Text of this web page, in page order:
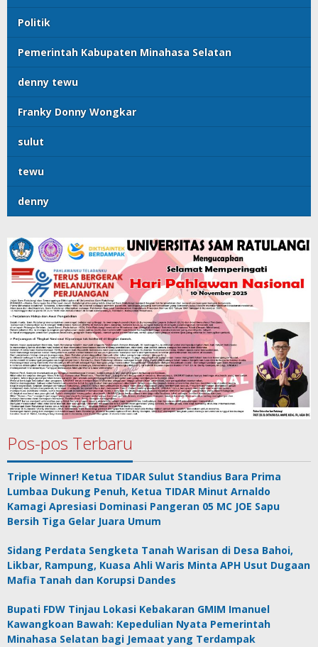
Politik
Pemerintah Kabupaten Minahasa Selatan
denny tewu
Franky Donny Wongkar
sulut
tewu
denny
Pos-pos Terbaru
Triple Winner! Ketua TIDAR Sulut Standius Bara Prima
Lumbaa Dukung Penuh, Ketua TIDAR Minut Arnaldo
Kamagi Apresiasi Dominasi Pangeran 05 MC JOE Sapu
Bersih Tiga Gelar Juara Umum
Sidang Perdata Sengketa Tanah Warisan di Desa Bahoi,
Likbar, Rampung, Kuasa Ahli Waris Minta APH Usut Dugaan
Mafia Tanah dan Korupsi Dandes
Bupati FDW Tinjau Lokasi Kebakaran GMIM Imanuel
Kawangkoan Bawah: Kepedulian Nyata Pemerintah
Minahasa Selatan bagi Jemaat yang Terdampak